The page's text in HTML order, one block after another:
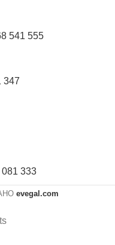
541 555
347
081 333
evegal.com